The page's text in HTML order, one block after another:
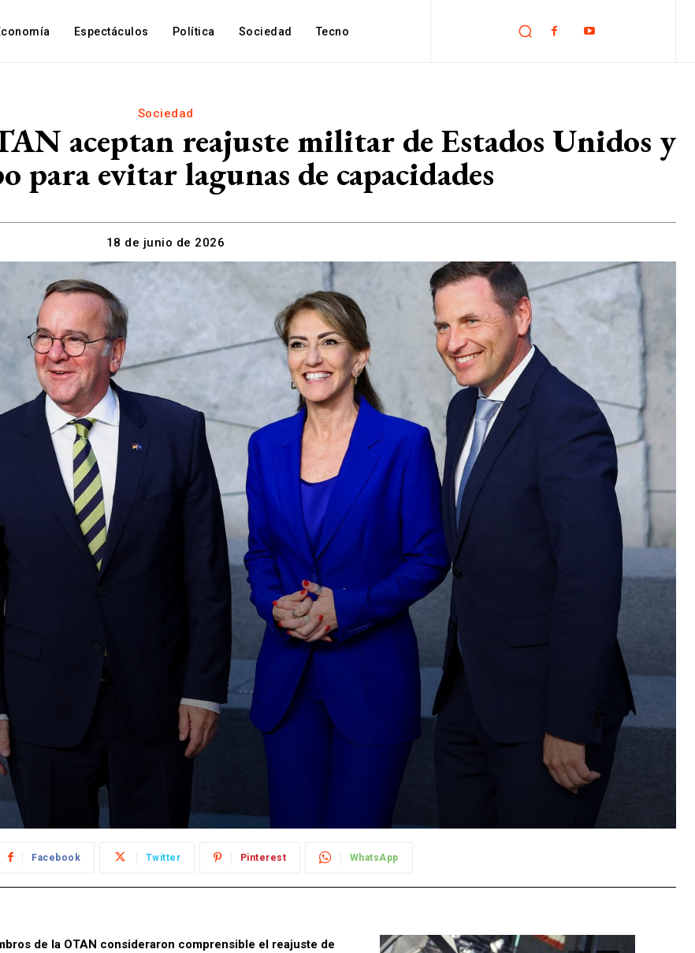
Espectáculos Política Sociedad Tecno
Sociedad
aceptan reajuste militar de Estados Unidos y
para evitar lagunas de capacidades
18 de junio de 2026
Facebook Twitter Pinterest WhatsApp
de la OTAN consideraron comprensible el reajuste de